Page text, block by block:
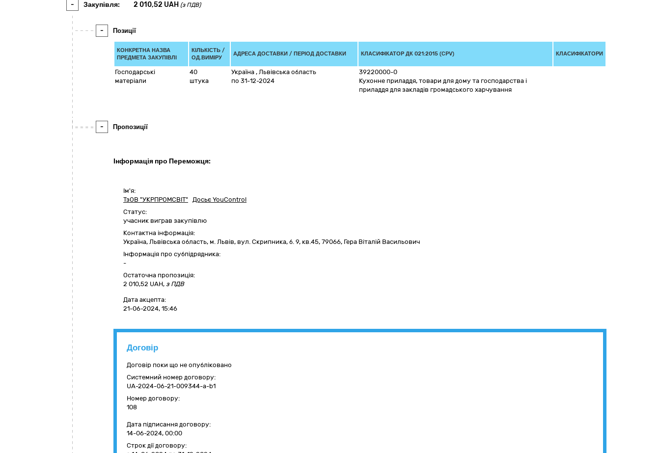
- Закупівля: 2 010,52 UAH (з ПДВ)
- Позиції
КОНКРЕТНА НАЗВА
ПРЕДМЕТА ЗАКУПІВЛІ
КІЛЬКІСТЬ /
ОД.ВИМІРУ
АДРЕСА ДОСТАВКИ / ПЕРІОД ДОСТАВКИ КЛАСИФІКАТОР ДК 021:2015 (CPV) КЛАСИФІКАТОРИ
Господарські
матеріали
40
штука
Україна , Львівська область
по 31-12-2024
39220000-0
Кухонне приладдя, товари для дому та господарства і
приладдя для закладів громадського харчування
- Пропозиції
Інформація про Переможця:
Ім'я:
ТзОВ "УКРПРОМСВІТ" Досьє YouControl
Статус:
учасник виграв закупівлю
Контактна інформація:
Україна, Львівська область, м. Львів, вул. Скрипника, б. 9, кв.45, 79066, Гера Віталій Васильович
Інформація про субпідрядника:
-
Остаточна пропозиція:
2 010,52 UAH, з ПДВ
Дата акцепта:
21-06-2024, 15:46
Договір
Договір поки що не опубліковано
Системний номер договору:
UA-2024-06-21-009344-a-b1
Номер договору:
108
Дата підписання договору:
14-06-2024, 00:00
Строк дії договору: